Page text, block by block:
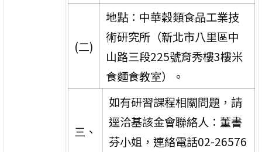
(二)
地點：中華穀類食品工業技
術研究所（新北市八里區中
山路三段225號育秀樓3樓米
食麵食教室）。
三、
如有研習課程相關問題，請
逕洽基該金會聯絡人：董書
芬小姐，連絡電話02-26576